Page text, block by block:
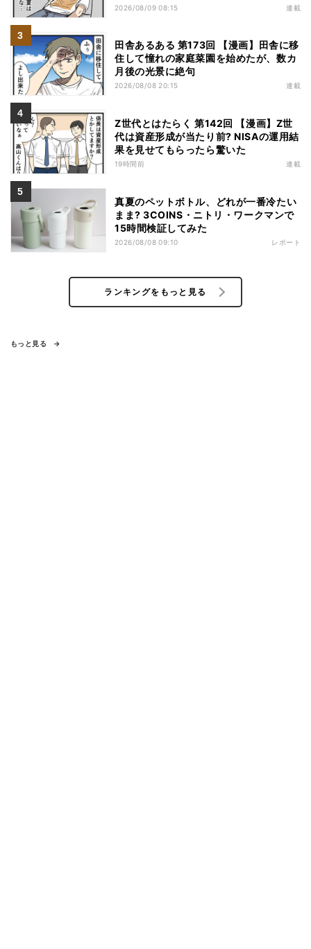
2026/08/09 08:15 連載
田舎あるある 第173回 【漫画】田舎に移
住して憧れの家庭菜園を始めたが、数カ
月後の光景に絶句
2026/08/08 20:15 連載
Z世代とはたらく 第142回 【漫画】Z世
代は資産形成が当たり前? NISAの運用結
果を見せてもらったら驚いた
19時間前 連載
真夏のペットボトル、どれが一番冷たい
まま? 3COINS・ニトリ・ワークマンで
15時間検証してみた
2026/08/08 09:10 レポート
ランキングをもっと見る
もっと見る